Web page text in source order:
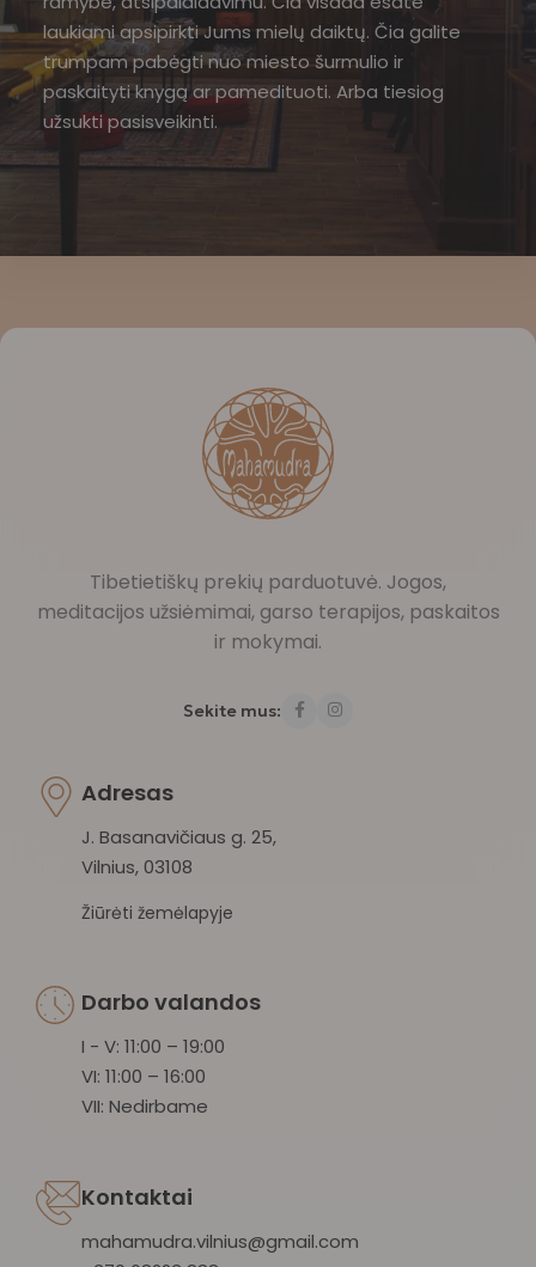
laukiami apsipirkti Jums mielų daiktų. Čia galite
trumpam pabėgti nuo miesto šurmulio ir
paskaityti knygą ar pamedituoti. Arba tiesiog
užsukti pasisveikinti.
Tibetietiškų prekių parduotuvė. Jogos,
meditacijos užsiėmimai, garso terapijos, paskaitos
ir mokymai.
Sekite mus:
Adresas
J. Basanavičiaus g. 25,
Vilnius, 03108
Žiūrėti žemėlapyje
Darbo valandos
I - V: 11:00 – 19:00
VI: 11:00 – 16:00
VII: Nedirbame
Kontaktai
mahamudra.vilnius@gmail.com